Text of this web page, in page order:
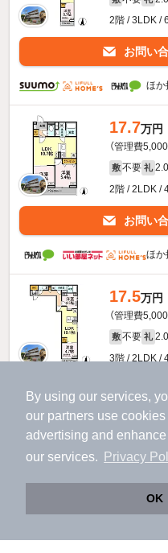
By using our services,
our partners use
advertising and
our services.
Privacy
OK
アプリに切り替えて
会員登録なしですぐ使
2階 / 3LDK /
お問い
ほか
17.7万円
（管理費5,000
敷 不要 礼
2階 / 2LDK /
お問い
ほか
17.5万円
（管理費5,000
敷 不要 礼
3階 / 2LDK /
お問い
提供
20.1万円
（管理費5,000
礼